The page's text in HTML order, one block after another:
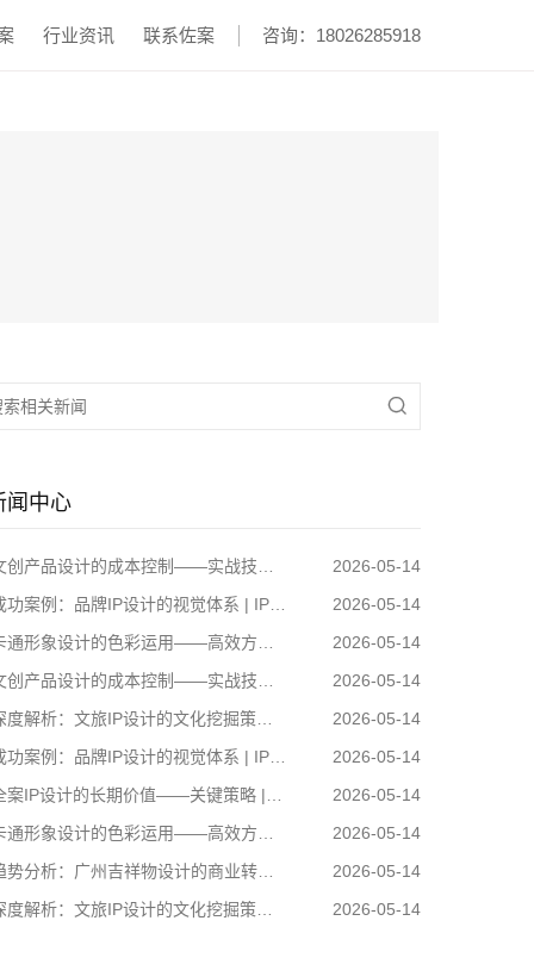
咨询：18026285918
行业资讯 联系佐案

闻中心
2026-05-14
产品设计的成本控制——实战技巧 | IP设计公司-佐案设计
2026-05-14
案例：品牌IP设计的视觉体系 | IP设计公司-佐案设计
2026-05-14
形象设计的色彩运用——高效方案 | IP设计公司-佐案设计
2026-05-14
产品设计的成本控制——实战技巧 | IP设计公司-佐案设计
2026-05-14
解析：文旅IP设计的文化挖掘策略 | IP设计公司-佐案设计
2026-05-14
案例：品牌IP设计的视觉体系 | IP设计公司-佐案设计
2026-05-14
IP设计的长期价值——关键策略 | IP设计公司-佐案设计
2026-05-14
形象设计的色彩运用——高效方案 | IP设计公司-佐案设计
2026-05-14
分析：广州吉祥物设计的商业转化 | IP设计公司-佐案设计
2026-05-14
解析：文旅IP设计的文化挖掘策略 | IP设计公司-佐案设计